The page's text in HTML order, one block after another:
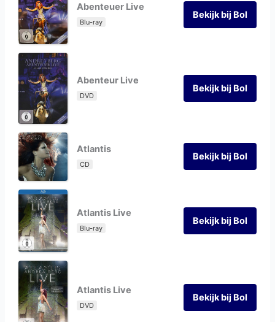
Abenteuer Live
Blu-ray
Bekijk bij Bol
Abenteur Live
DVD
Bekijk bij Bol
Atlantis
CD
Bekijk bij Bol
Atlantis Live
Blu-ray
Bekijk bij Bol
Atlantis Live
DVD
Bekijk bij Bol